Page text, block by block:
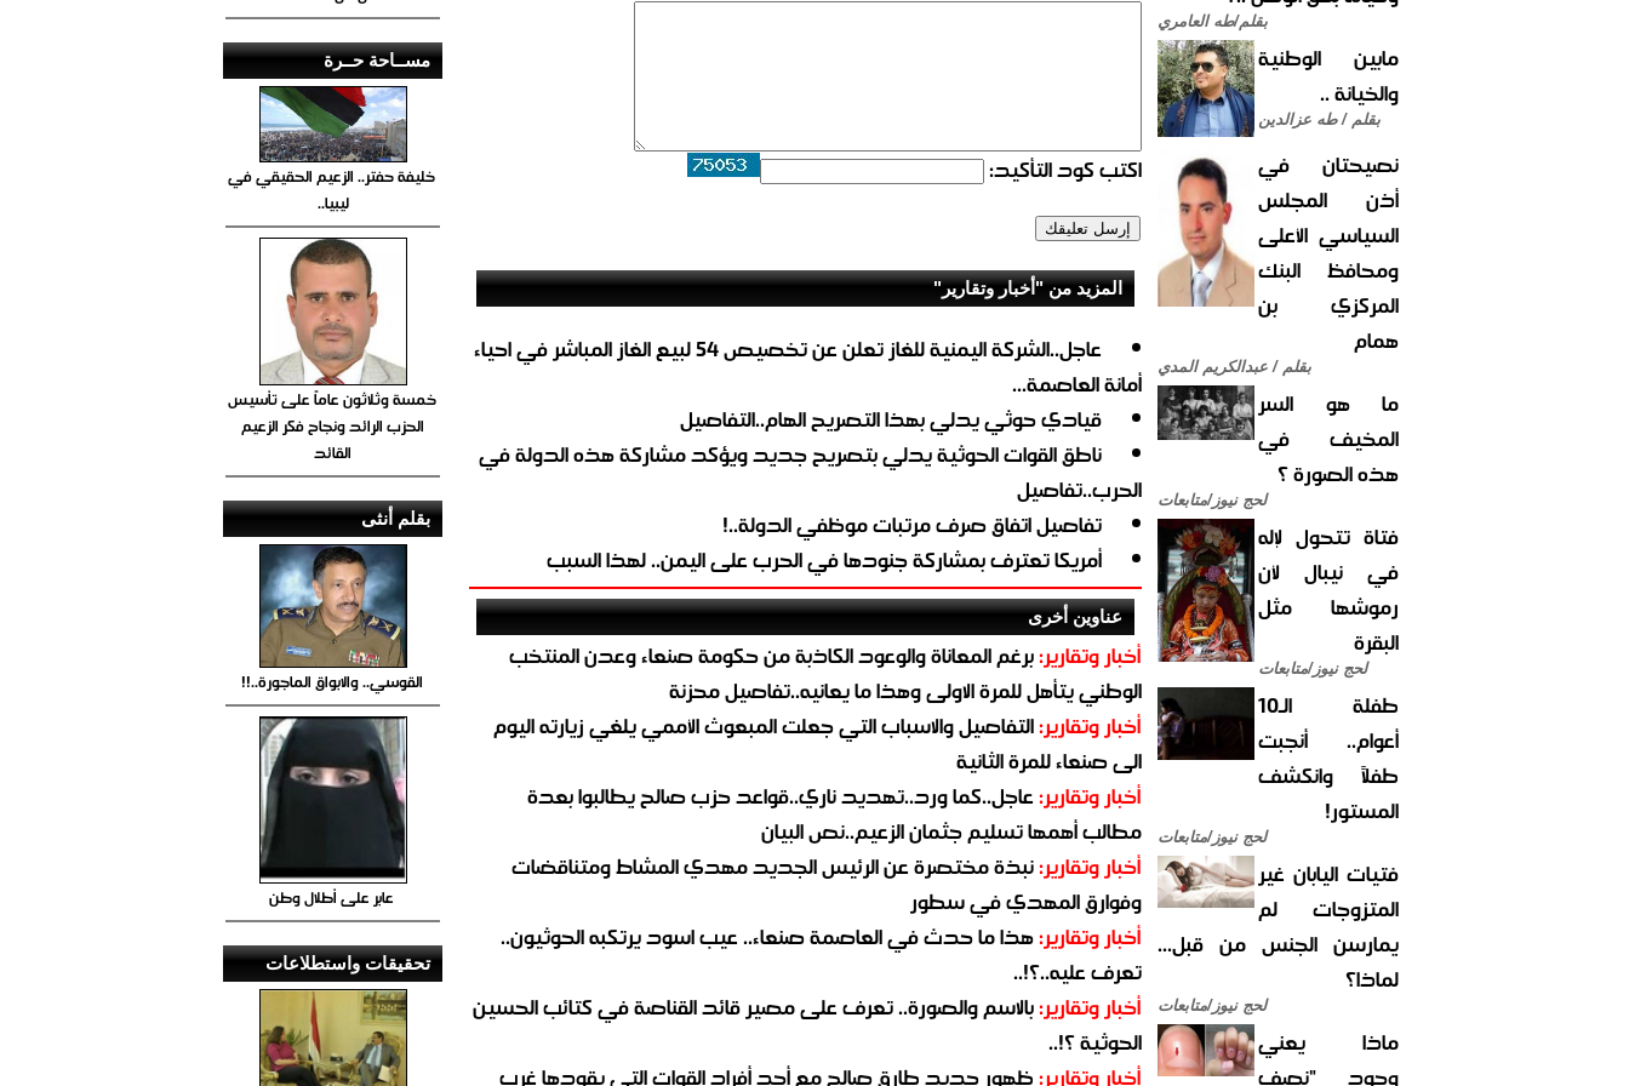
بقلم/طه العامري
مابين الوطنية
والخيانة ..
بقلم / طه عزالدين
نصيحتان في
أذن المجلس
السياسي الأعلى
ومحافظ البنك
المركزي بن
همام
بقلم / عبدالكريم المدي
ما هو السر
المخيف في
هذه الصورة ؟
لحج نيوز/متابعات
فتاة تتحول لإله
في نيبال لأن
رموشها مثل
البقرة
لحج نيوز/متابعات
طفلة الـ10
أعوام.. أنجبت
طفلاً وانكشف
المستور!
لحج نيوز/متابعات
فتيات اليابان غير
المتزوجات لم
يمارسن الجنس من قبل...
لماذا؟
لحج نيوز/متابعات
ماذا يعني
وجود "نصف
اكتب كود التأكيد:
المزيد من "أخبار وتقارير"
عاجل..الشركة اليمنية للغاز تعلن عن تخصيص 54 لبيع الغاز المباشر في احياء
أمانة العاصمة...
قيادي حوثي يدلي بهذا التصريح الهام..التفاصيل
ناطق القوات الحوثية يدلي بتصريح جديد ويؤكد مشاركة هذه الدولة في
الحرب..تفاصيل
تفاصيل اتفاق صرف مرتبات موظفي الدولة..!
أمريكا تعترف بمشاركة جنودها في الحرب على اليمن.. لهذا السبب
عناوين أخرى
أخبار وتقارير:برغم المعاناة والوعود الكاذبة من حكومة صنعاء وعدن المنتخب
الوطني يتأهل للمرة الاولى وهذا ما يعانيه..تفاصيل محزنة
أخبار وتقارير:التفاصيل والاسباب التي جعلت المبعوث الأممي يلغي زيارته اليوم
الى صنعاء للمرة الثانية
أخبار وتقارير:عاجل..كما ورد..تهديد ناري..قواعد حزب صالح يطالبوا بعدة
مطالب أهمها تسليم جثمان الزعيم..نص البيان
أخبار وتقارير:نبذة مختصرة عن الرئيس الجديد مهدي المشاط ومتناقضات
وفوارق المهدي في سطور
أخبار وتقارير:هذا ما حدث في العاصمة صنعاء.. عيب اسود يرتكبه الحوثيون..
تعرف عليه..؟!..
أخبار وتقارير:بالاسم والصورة.. تعرف على مصير قائد القناصة في كتائب الحسين
الحوثية ؟!..
أخبار وتقارير:ظهور جديد طارق صالح مع أحد أفراد القوات التي يقودها غرب
مســاحة حــرة
خليفة حفتر.. الزعيم الحقيقي في
ليبيا..
خمسة وثلاثون عاماً على تأسيس
الحزب الرائد ونجاح فكر الزعيم
القائد
بقلم أنثى
القوسي.. والابواق الماجورة..!!
عابر على أطلال وطن
تحقيقات واستطلاعات